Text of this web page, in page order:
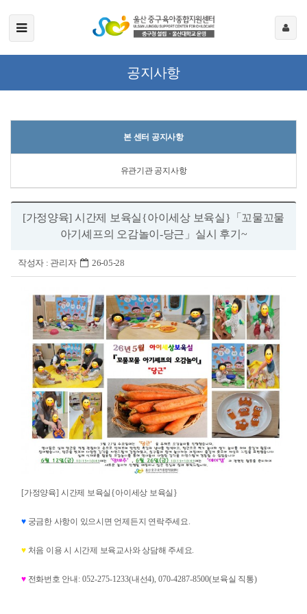
공지사항
본 센터 공지사항
유관기관 공지사항
[가정양육] 시간제 보육실{아이세상 보육실}「꼬물꼬물
아기셰프의 오감놀이-당근」실시 후기~
작성자 : 관리자 26-05-28
[가정양육] 시간제 보육실 {아이세상 보육실 }
♥ 궁금한 사항이 있으시면 언제든지 연락주세요
♥ 처음 이용 시 시간제 보육교사와 상담해 주세요
♥ 전화번호 안내: 052-275-1233(내선4), 070-4287-8500(보육실 직통)